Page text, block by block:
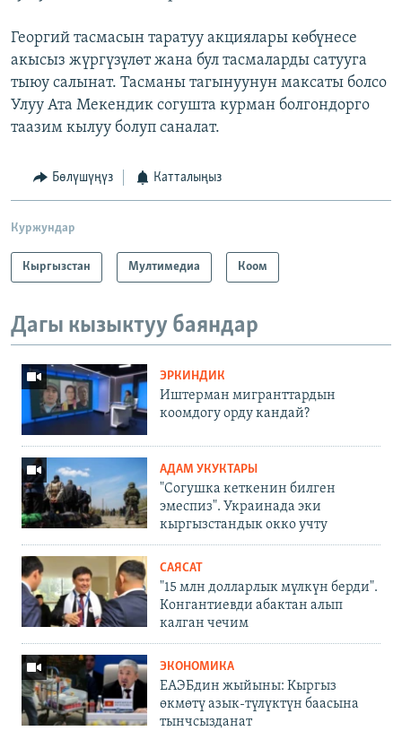
Георгий тасмасын таратуу акциялары көбүнесе
акысыз жүргүзүлөт жана бул тасмаларды сатууга
тыюу салынат. Тасманы тагынуунун максаты болсо
Улуу Ата Мекендик согушта курман болгондорго
таазим кылуу болуп саналат.
Бөлүшүңүз Катталыңыз
Куржундар
Кыргызстан Мултимедиа Коом
Дагы кызыктуу баяндар
ЭРКИНДИК
Иштерман мигранттардын
коомдогу орду кандай?
АДАМ УКУКТАРЫ
"Согушка кеткенин билген
эмеспиз". Украинада эки
кыргызстандык окко учту
САЯСАТ
"15 млн долларлык мүлкүн берди".
Конгантиевди абактан алып
калган чечим
ЭКОНОМИКА
ЕАЭБдин жыйыны: Кыргыз
өкмөтү азык-түлүктүн баасына
тынчсызданат